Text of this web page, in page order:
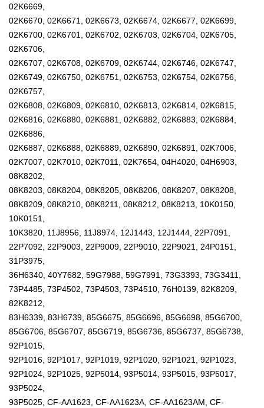
02K6669,
02K6670, 02K6671, 02K6673, 02K6674, 02K6677, 02K6699,
02K6700, 02K6701, 02K6702, 02K6703, 02K6704, 02K6705,
02K6706,
02K6707, 02K6708, 02K6709, 02K6744, 02K6746, 02K6747,
02K6749, 02K6750, 02K6751, 02K6753, 02K6754, 02K6756,
02K6757,
02K6808, 02K6809, 02K6810, 02K6813, 02K6814, 02K6815,
02K6816, 02K6880, 02K6881, 02K6882, 02K6883, 02K6884,
02K6886,
02K6887, 02K6888, 02K6889, 02K6890, 02K6891, 02K7006,
02K7007, 02K7010, 02K7011, 02K7654, 04H4020, 04H6903,
08K8202,
08K8203, 08K8204, 08K8205, 08K8206, 08K8207, 08K8208,
08K8209, 08K8210, 08K8211, 08K8212, 08K8213, 10K0150,
10K0151,
10K3820, 11J8956, 11J8974, 12J1443, 12J1444, 22P7091,
22P7092, 22P9003, 22P9009, 22P9010, 22P9021, 24P0151,
31P3975,
36H6340, 40Y7682, 59G7988, 59G7991, 73G3393, 73G3411,
73P4485, 73P4502, 73P4503, 73P4510, 76H0139, 82K8209,
82K8212,
83H6339, 83H6739, 85G6675, 85G6696, 85G6698, 85G6700,
85G6706, 85G6707, 85G6719, 85G6736, 85G6737, 85G6738,
92P1015,
92P1016, 92P1017, 92P1019, 92P1020, 92P1021, 92P1023,
92P1024, 92P1025, 92P5014, 93P5014, 93P5015, 93P5017,
93P5024,
93P5025, CF-AA1623, CF-AA1623A, CF-AA1623AM, CF-